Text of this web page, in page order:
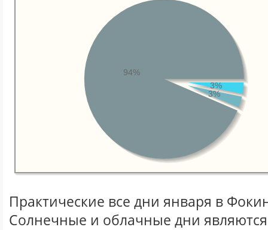
3%
3%
94%
Практические все дни января в
Солнечные и облачные дни